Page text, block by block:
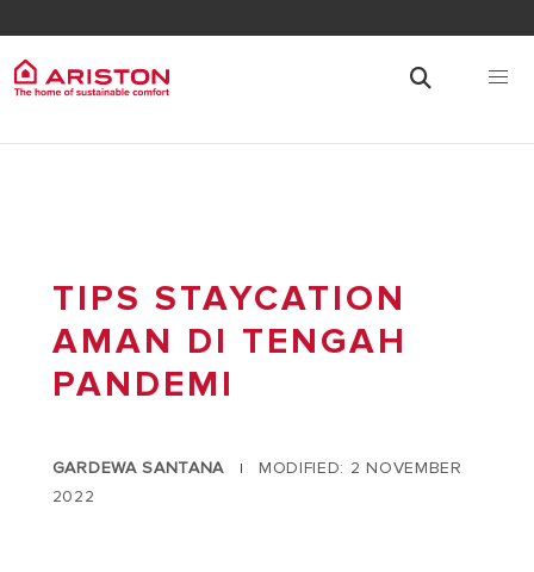
TIPS STAYCATION
AMAN DI TENGAH
PANDEMI
GARDEWA SANTANA |
MODIFIED: 2 NOVEMBER
2022